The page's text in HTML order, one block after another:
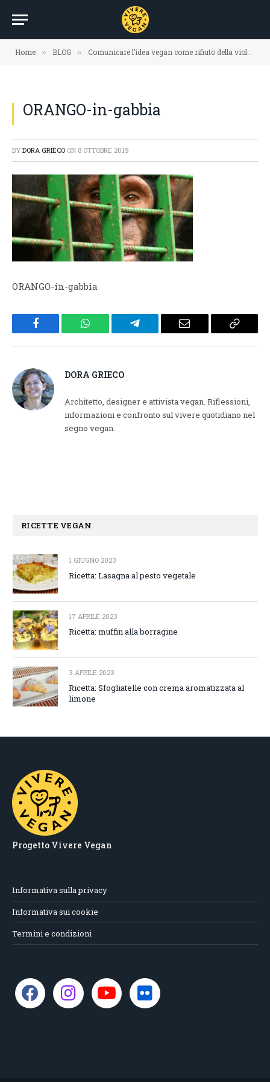
Home » BLOG » Comunicare l’idea vegan come rifiuto della violenza
ORANGO-in-gabbia
BY DORA GRIECO ON 8 OTTOBRE 2019
ORANGO-in-gabbia
Facebook WhatsApp Telegram Email
Copy
DORA GRIECO
Architetto, designer e attivista vegan. Riflessioni,
informazioni e confronto sul vivere quotidiano nel
segno vegan.
RICETTE VEGAN
1 GIUGNO 2023
Ricetta: Lasagna al pesto vegetale
17 APRILE 2023
Ricetta: muffin alla borragine
3 APRILE 2023
Ricetta: Sfogliatelle con crema aromatizzata al
limone
Progetto Vivere Vegan
Informativa sulla privacy
Informativa sui cookie
Termini e condizioni